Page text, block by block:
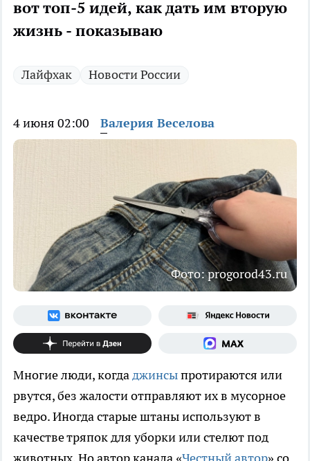
вот топ-5 идей, как дать им вторую
жизнь - показываю
Лайфхак Новости России
4 июня 02:00 Валерия Веселова
Фото: progorod43.ru
Многие люди, когдаджинсыпротираются или
рвутся, без жалости отправляют их в мусорное
ведро. Иногда старые штаны используют в
качестве тряпок для уборки или стелют под